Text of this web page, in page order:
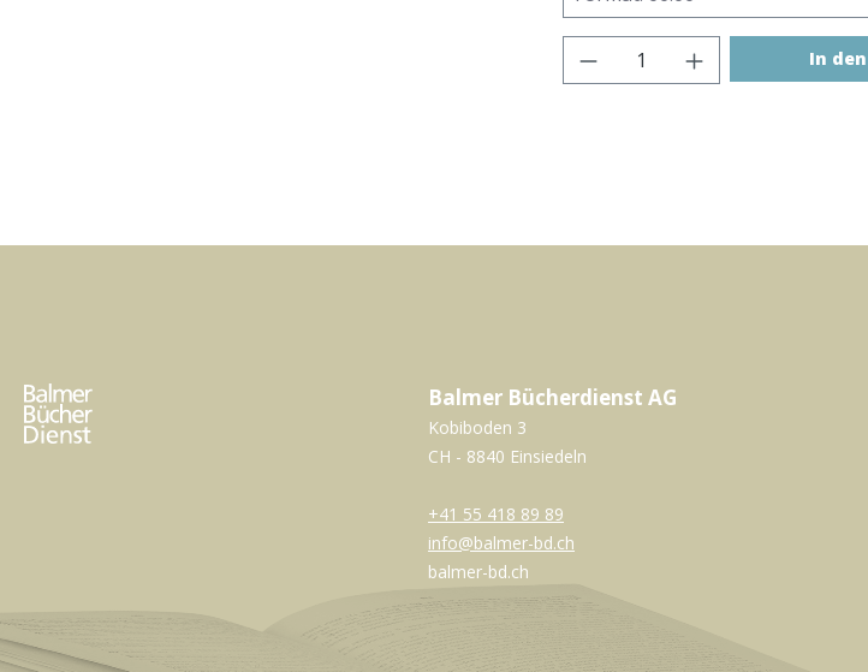
Produkt Anzahl: Gib
In
Balmer Bücherdienst AG
Kobiboden 3
CH - 8840 Einsiedeln
+41 55 418 89 89
info@balmer-bd.ch
balmer-bd.ch